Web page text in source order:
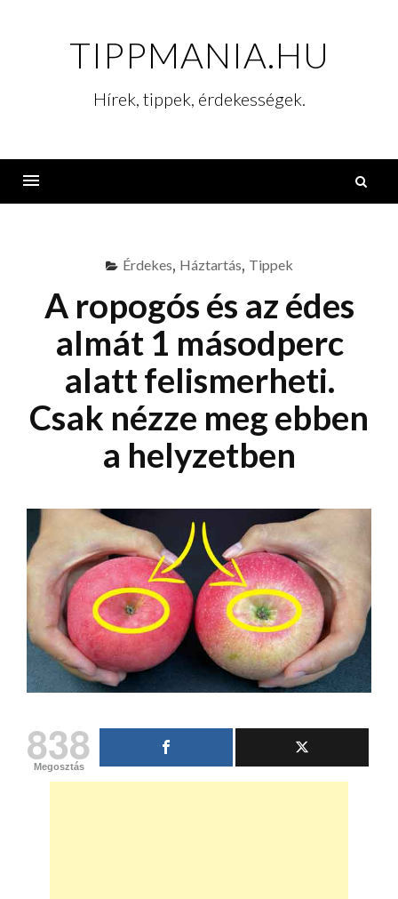
TIPPMANIA.HU
Hírek, tippek, érdekességek.
Érdekes, Háztartás, Tippek
A ropogós és az édes
almát 1 másodperc
alatt felismerheti.
Csak nézze meg ebben
a helyzetben
838
Megosztás